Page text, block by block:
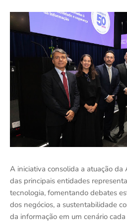
A iniciativa consolida a atuação da
das principais entidades
tecnologia, fomentando debates
dos negócios, a sustentabilidade
da informação em um cenário